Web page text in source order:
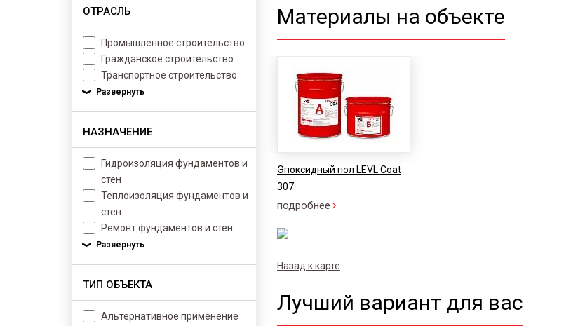
ОТРАСЛЬ
Промышленное строительство
Гражданское строительство
Транспортное строительство
НАЗНАЧЕНИЕ
Гидроизоляция фундаментов и
стен
Теплоизоляция фундаментов и
стен
Ремонт фундаментов и стен
ТИП ОБЪЕКТА
Альтернативное применение
Материалы на объекте
Эпоксидный пол LEVL Coat
307
подробнее
Назад к карте
Лучший вариант для вас